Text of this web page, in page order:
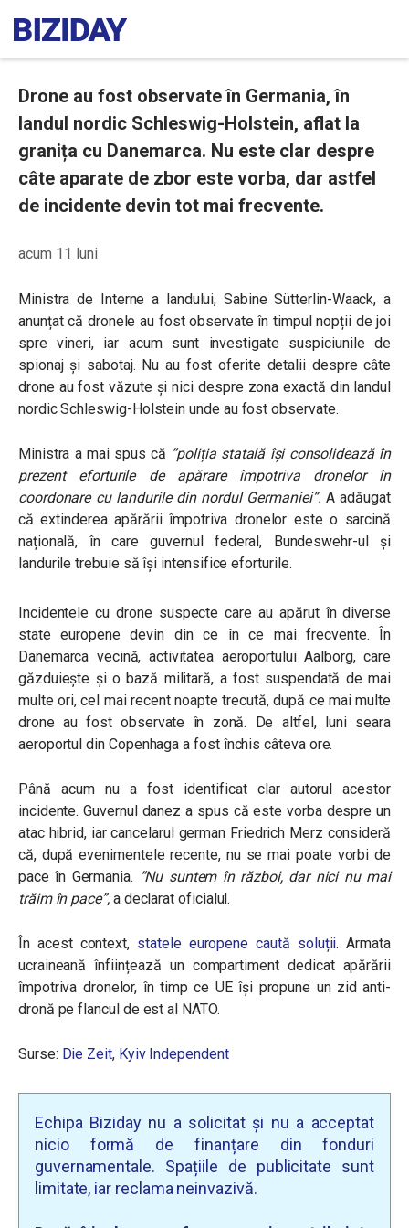
Drone au fost observate în Germania, în
landul nordic Schleswig-Holstein, aflat la
granița cu Danemarca. Nu este clar despre
câte aparate de zbor este vorba, dar astfel
de incidente devin tot mai frecvente.
acum 11 luni
Ministra de Interne a landului, Sabine Sütterlin-Waack, a
anunțat că dronele au fost observate în timpul nopții de joi
spre vineri, iar acum sunt investigate suspiciunile de
spionaj și sabotaj. Nu au fost oferite detalii despre câte
drone au fost văzute și nici despre zona exactă din landul
nordic Schleswig-Holstein unde au fost observate.
Ministra a mai spus că “poliția statală își consolidează în
prezent eforturile de apărare împotriva dronelorîn
coordonare cu landurile din nordul Germaniei”. A adăugat
că extinderea apărării împotriva dronelor este o sarcină
națională, în care guvernul federal, Bundeswehr-ul și
landurile trebuie să își intensifice eforturile.
Incidentele cu drone suspecte care au apărut în diverse
state europene devin din ce în ce mai frecvente. În
Danemarca vecină, activitatea aeroportului Aalborg, care
găzduiește și o bază militară, a fost suspendată de mai
multe ori, cel mai recent noapte trecută, după ce mai multe
drone au fost observate în zonă. De altfel, luni seara
aeroportul din Copenhaga a fost închis câteva ore.
Până acum nu a fost identificat clar autorul acestor
incidente. Guvernul danez a spus că este vorba despre un
atac hibrid, iar cancelarul german Friedrich Merz consideră
că, după evenimentele recente, nu se mai poate vorbi de
pace în Germania. “Nu suntem în război, dar nici nu mai
trăim în pace”,a declarat oficialul.
În acest context, statele europene caută soluții. Armata
ucraineană înființează un compartiment dedicat apărării
împotriva dronelor, în timp ce UE își propune un zid anti-
dronă pe flancul de est al NATO.
Surse: Die Zeit, Kyiv Independent
Echipa Biziday nu a solicitat și nu a acceptat
nicio formă de finanțare din fonduri
guvernamentale. Spațiile de publicitate sunt
limitate, iar reclama neinvazivă.